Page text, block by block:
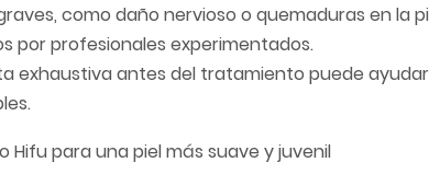
como daño nervioso o quemaduras en la
por profesionales experimentados.
exhaustiva antes del tratamiento puede